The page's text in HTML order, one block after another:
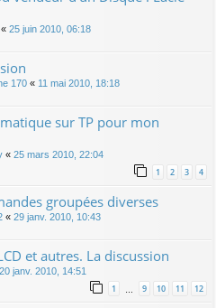
« 25 juin 2010, 06:18
170 « 11 mai 2010, 18:18
sur TP pour mon
« 25 mars 2010, 22:04
1 2 3 4
groupées diverses
« 29 janv. 2010, 10:43
et autres. La discussion
20 janv. 2010, 14:51
1 … 9 10 11 12